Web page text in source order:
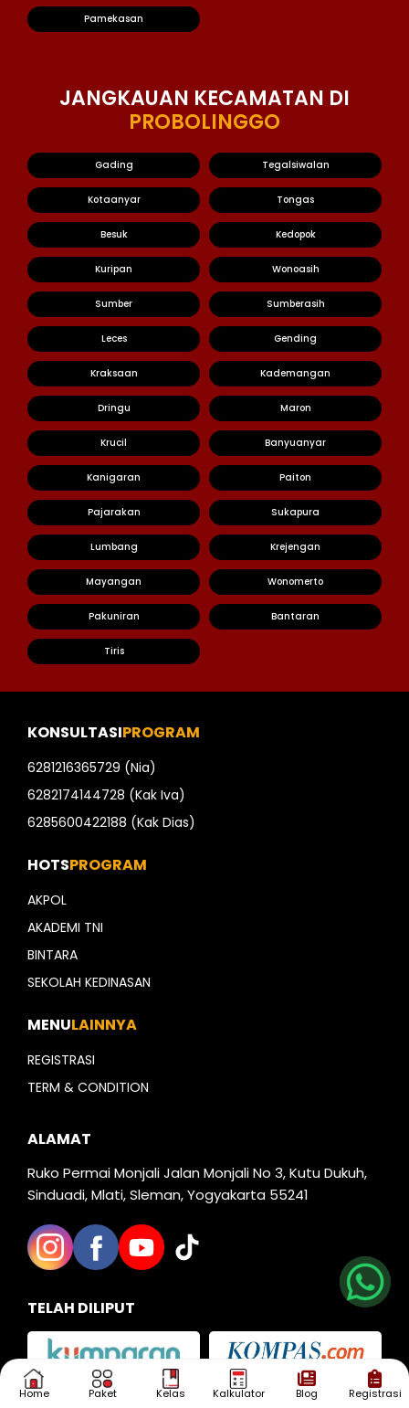
Home Paket Kelas Kalkulator Blog Registrasi
Pamekasan
JANGKAUAN KECAMATAN DI
PROBOLINGGO
Gading Tegalsiwalan
Kotaanyar Tongas
Besuk Kedopok
Kuripan Wonoasih
Sumber Sumberasih
Leces Gending
Kraksaan Kademangan
Dringu Maron
Krucil Banyuanyar
Kanigaran Paiton
Pajarakan Sukapura
Lumbang Krejengan
Mayangan Wonomerto
Pakuniran Bantaran
Tiris
Nia
Kak Iva
Kak Dias
KONSULTASIPROGRAM
6281216365729 (Nia)
6282174144728 (Kak Iva)
6285600422188 (Kak Dias)
HOTSPROGRAM
AKPOL
AKADEMI TNI
BINTARA
SEKOLAH KEDINASAN
MENULAINNYA
REGISTRASI
TERM & CONDITION
ALAMAT
Ruko Permai Monjali Jalan Monjali No 3, Kutu Dukuh,
Sinduadi, Mlati, Sleman, Yogyakarta 55241
TELAH DILIPUT